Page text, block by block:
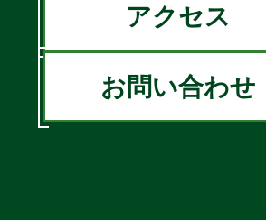
アクセス
お問い合わせ